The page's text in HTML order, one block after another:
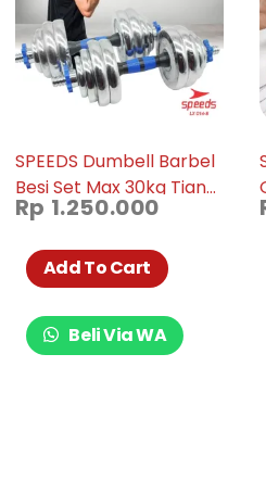
SPEEDS Dumbell Barbel
Besi Set Max 30kg Tiang
Angkat Beban Besi 30
Rp 1.250.000
Add To Cart
Beli Via WA